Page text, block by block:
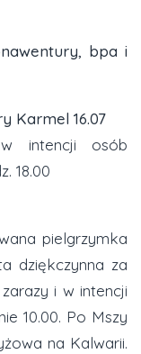
bpa i
Karmel 16.07
intencji osób
18.00
pielgrzymka
dziękczynna za
i w intencji
10.00. Po Mszy
na Kalwarii.